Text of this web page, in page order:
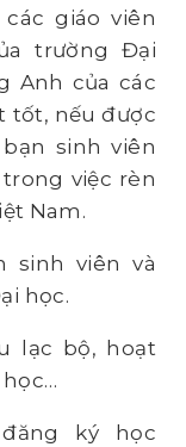
giáo viên
trường Đại
Anh của các
tốt, nếu được
sinh viên
việc rèn
Nam.
sinh viên và
học.
lạc bộ, hoạt
ký học